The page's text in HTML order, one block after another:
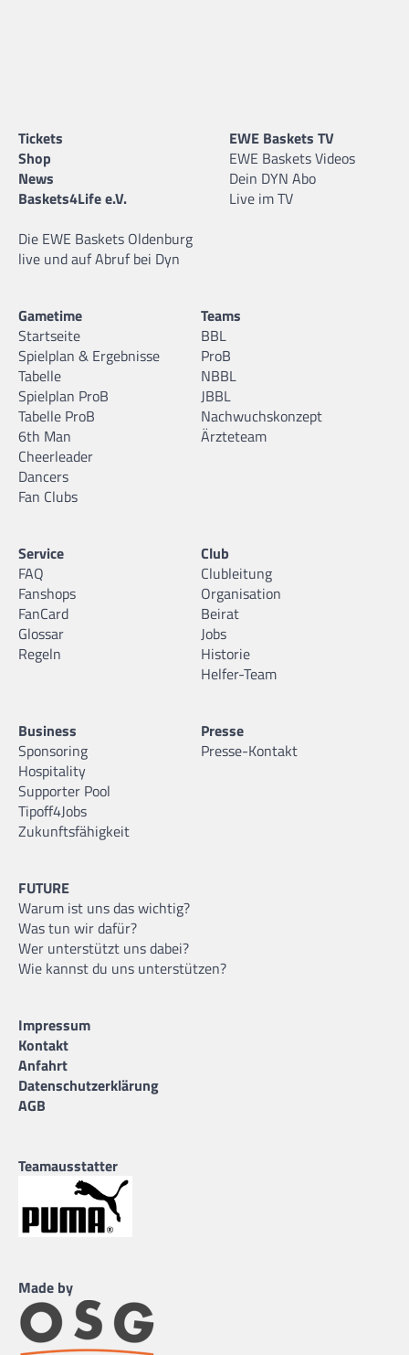
Tickets
Shop
News
Baskets4Life e.V.
Die EWE Baskets Oldenburg
live und auf Abruf bei Dyn
EWE Baskets TV
EWE Baskets Videos
Dein DYN Abo
Live im TV
Gametime
Startseite
Spielplan & Ergebnisse
Tabelle
Spielplan ProB
Tabelle ProB
6th Man
Cheerleader
Dancers
Fan Clubs
Teams
BBL
ProB
NBBL
JBBL
Nachwuchskonzept
Ärzteteam
Service
FAQ
Fanshops
FanCard
Glossar
Regeln
Club
Clubleitung
Organisation
Beirat
Jobs
Historie
Helfer-Team
Business
Sponsoring
Hospitality
Supporter Pool
Tipoff4Jobs
Zukunftsfähigkeit
Presse
Presse-Kontakt
FUTURE
Warum ist uns das wichtig?
Was tun wir dafür?
Wer unterstützt uns dabei?
Wie kannst du uns unterstützen?
Impressum
Kontakt
Anfahrt
Datenschutzerklärung
AGB
Teamausstatter
Made by